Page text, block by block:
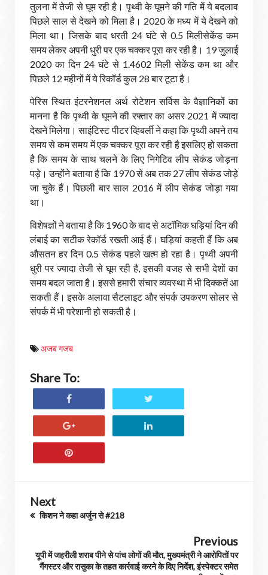
तुलना में तेजी से घूम रही है। पृथ्वी के घूमने की गति में ये बदलाव
पिछले साल से देखने को मिला है। 2020 के मध्य में ये देखने को
मिला था। जिसके बाद धरती 24 घंटे से 0.5 मिलीसेकेंड कम
समय लेकर अपनी धुरी पर एक चक्कर पूरा कर रही है। 19 जुलाई
2020 का दिन 24 घंटे से 1.4602 मिली सेकेंड कम था और
पिछले 12 महीनों में ये रिकॉर्ड कुल 28 बार टूटा है।
पेरिस स्थित इंटरनेशनल अर्थ रोटेशन सर्विस के वैज्ञानिकों का
मानना है कि पृथ्वी के घूमने की रफ्तार का असर 2021 में ज्यादा
देखने मिलेगा। साइंटिस्ट पीटर व्हिबर्ली ने कहा कि पृथ्वी अपने तय
समय से कम समय में एक चक्कर पूरा कर रही है इसलिए हो सकता
है कि समय के साथ चलने के लिए निगेटिव लीप सेकंड जोड़ना
पड़े। उन्होंने बताया है कि 1970 से अब तक 27 लीप सेकंड जोड़े
जा चुके हैं। पिछली बार साल 2016 में लीप सेकंड जोड़ा गया
था।
विशेषज्ञों ने बताया है कि 1960 के बाद से अटॉमिक घड़ियां दिन की
लंबाई का सटीक रेकॉर्ड रखती आई हैं। घड़ियां कहती हैं कि अब
औसतन हर दिन 0.5 सेकंड पहले खत्म हो रहा है। पृथ्वी अपनी
धुरी पर ज्यादा तेजी से घूम रही है, इसकी वजह से सभी देशों का
समय बदल जाता है। इससे हमारी संचार व्यवस्था में भी दिक्कतें आ
सकती हैं। इसके अलावा सैटलाइट और संपर्क उपकरण सोलर से
संपर्क में भी परेशानी हो सकती है।
अजब गजब
Share To:
Next
किशन ने कहा अर्जुन से #218
Previous
यूपी में जहरीली शराब पीने से पांच लोगों की मौत, मुख्यमंत्री ने आरोपितों पर
गैंगस्टर और रासुका के तहत कार्रवाई करने के दिए निर्देश, इंस्पेक्टर समेत